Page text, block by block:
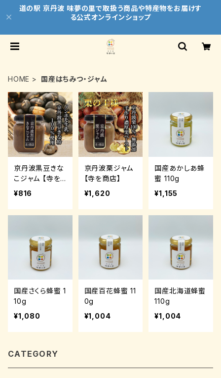
道の駅 京丹波 味夢の里で取扱う商品や特産物をお届けす
る公式オンラインショップ
HOME 国産はちみつ・ジャム
京丹波黒豆きな
こジャム 【寺を
商店】
¥816
京丹波栗ジャム
【寺を商店】
¥1,620
国産あかしあ蜂
蜜 110g
¥1,155
国産さくら蜂蜜 1
10g
¥1,080
国産百花蜂蜜 11
0g
¥1,004
国産北海道蜂蜜
110g
¥1,004
CATEGORY